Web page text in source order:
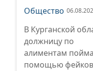
Общество
В Курганской
должницу по
алиментам
помощью